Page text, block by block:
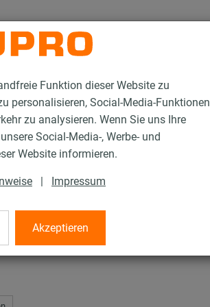
Funktion dieser Website zu
personalisieren, Social-Media-Funktionen
zu analysieren. Wenn Sie uns Ihre
Social-Media-, Werbe- und
Website informieren.
| Impressum
Akzeptieren
MPC-Konsolensets